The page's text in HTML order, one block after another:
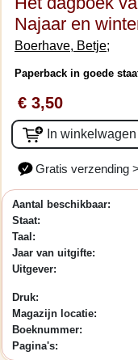
Najaar en
Boerhave, Betje;
Paperback in goede
€ 3,50
In winkelwagen
Gratis verzending
Aantal beschikbaar:
Staat:
Taal:
Jaar van uitgifte:
Uitgever:
Druk:
Magazijn locatie:
Boeknummer:
Pagina's: